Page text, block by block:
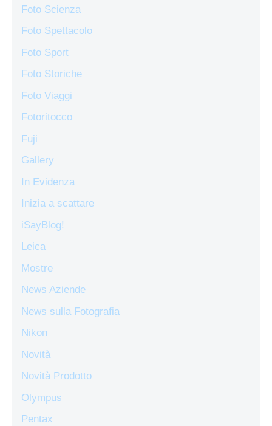
Foto Scienza
Foto Spettacolo
Foto Sport
Foto Storiche
Foto Viaggi
Fotoritocco
Fuji
Gallery
In Evidenza
Inizia a scattare
iSayBlog!
Leica
Mostre
News Aziende
News sulla Fotografia
Nikon
Novità
Novità Prodotto
Olympus
Pentax